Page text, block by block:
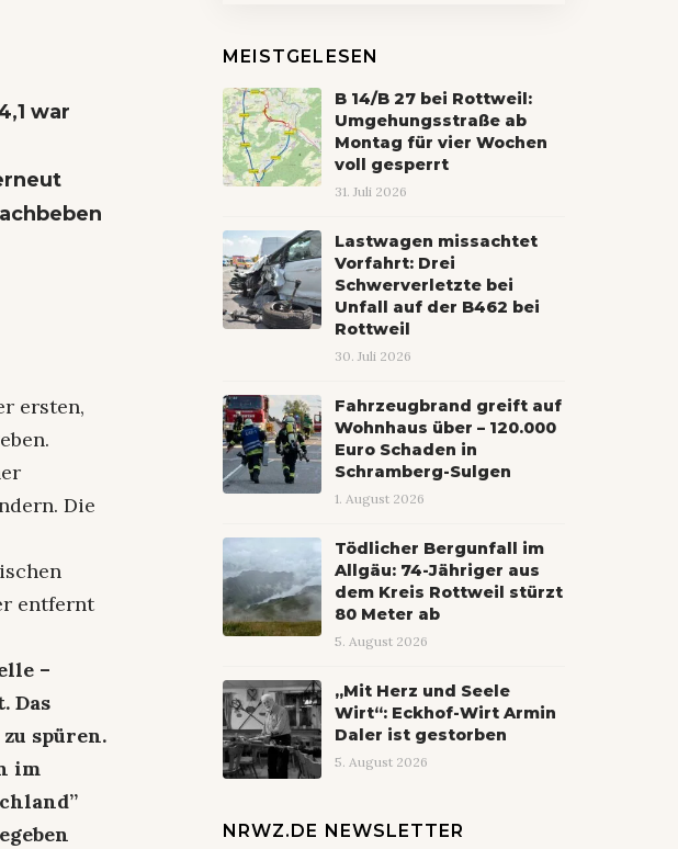
war
ersten,
Die
entfernt
–
Das
spüren.
im
MEISTGELESEN
B 14/B 27 bei Rottweil:
Umgehungsstraße ab
Montag für vier Wochen
voll gesperrt
31. Juli 2026
Lastwagen missachtet
Vorfahrt: Drei
Schwerverletzte bei
Unfall auf der B462 bei
Rottweil
30. Juli 2026
Fahrzeugbrand greift auf
Wohnhaus über – 120.000
Euro Schaden in
Schramberg-Sulgen
1. August 2026
Tödlicher Bergunfall im
Allgäu: 74-Jähriger aus
dem Kreis Rottweil stürzt
80 Meter ab
5. August 2026
„Mit Herz und Seele
Wirt“: Eckhof-Wirt Armin
Daler ist gestorben
5. August 2026
NRWZ.DE NEWSLETTER